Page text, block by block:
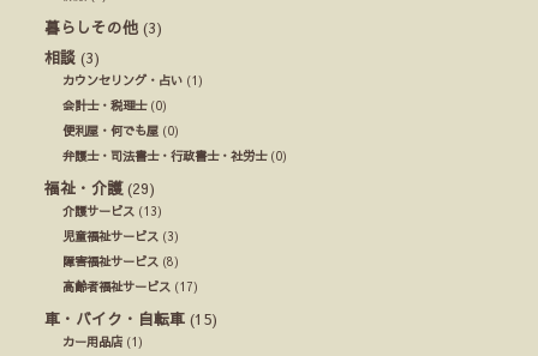
暮らしその他 (3)
相談 (3)
カウンセリング・占い (1)
会計士・税理士(0)
便利屋・何でも屋 (0)
弁護士・司法書士・行政書士・社労士(0)
福祉・介護(29)
介護サービス (13)
児童福祉サービス (3)
障害福祉サービス (8)
高齢者福祉サービス (17)
車・バイク・自転車 (15)
カー用品店 (1)